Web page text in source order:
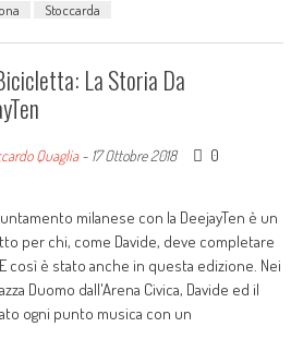
Stoccarda
La Storia Da
Quaglia- 17 Ottobre 2018 0
milanese con la DeejayTen è un
per chi, come Davide, deve completare
così è stato anche in questa edizione. Nei
Duomo dall'Arena Civica, Davide ed il
ogni punto musica con un